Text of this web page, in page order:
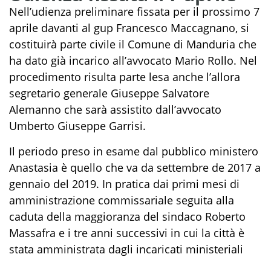
Nell’udienza preliminare fissata per il prossimo 7
aprile davanti al gup Francesco Maccagnano, si
costituirà parte civile il Comune di Manduria che
ha dato già incarico all’avvocato Mario Rollo. Nel
procedimento risulta parte lesa anche l’allora
segretario generale Giuseppe Salvatore
Alemanno che sarà assistito dall’avvocato
Umberto Giuseppe Garrisi.
Il periodo preso in esame dal pubblico ministero
Anastasia è quello che va da settembre de 2017 a
gennaio del 2019. In pratica dai primi mesi di
amministrazione commissariale seguita alla
caduta della maggioranza del sindaco Roberto
Massafra e i tre anni successivi in cui la città è
stata amministrata dagli incaricati ministeriali